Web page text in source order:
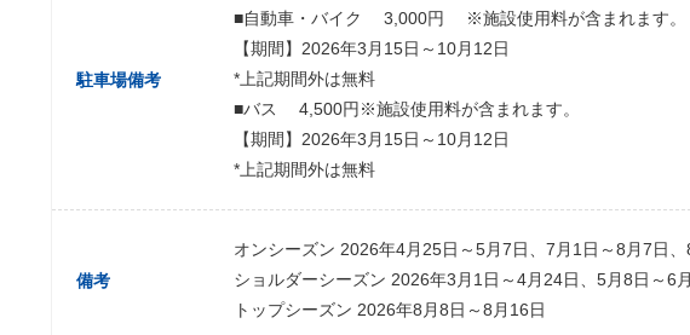
駐車場備考
■自動車・バイク 3,000円 ※施設使用料が含まれます。
【期間】2026年3月15日～10月12日
*上記期間外は無料
■バス 4,500円※施設使用料が含まれます。
【期間】2026年3月15日～10月12日
*上記期間外は無料
備考
オンシーズン 2026年4月25日～5月7日、7月1日～8月7日
ショルダーシーズン 2026年3月1日～4月24日、5月8日～6
トップシーズン 2026年8月8日～8月16日